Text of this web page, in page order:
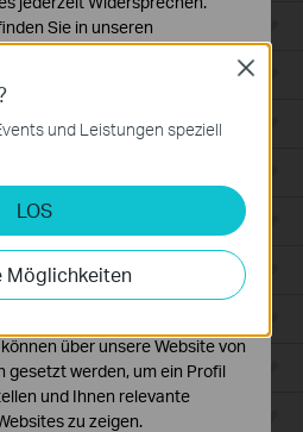
und Leistungen speziell
LOS
Möglichkeiten
Close
Sie in unseren
der Website
Ihren Systemen nicht
Cookies
es uns, Ihre Aktivitäten
um die
zu verbessern und
über unsere Website von
gesetzt werden, um ein Profil
und Ihnen relevante
zu zeigen.